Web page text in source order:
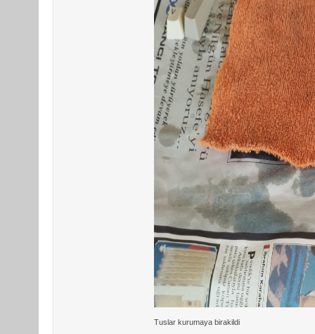
Tuslar kurumaya birakildi